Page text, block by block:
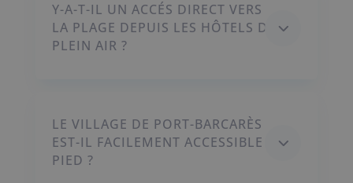
3
Y-A-T-IL UN ACCÉS DIRECT VERS
LA PLAGE DEPUIS LES HÔTELS DE
PLEIN AIR ?
3
LE VILLAGE DE PORT-BARCARÈS
EST-IL FACILEMENT ACCESSIBLE À
PIED ?